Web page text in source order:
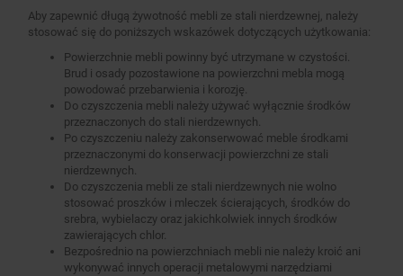
Aby zapewnić długą żywotność mebli ze stali nierdzewnej, należy
stosować się do poniższych wskazówek dotyczących użytkowania:
Powierzchnie mebli powinny być utrzymane w czystości.
Brud i osady pozostawione na powierzchni mebla mogą
powodować przebarwienia i korozję.
Do czyszczenia mebli należy używać wyłącznie środków
przeznaczonych do stali nierdzewnych.
Po czyszczeniu należy zakonserwować meble środkami
przeznaczonymi do konserwacji powierzchni ze stali
nierdzewnych.
Do czyszczenia mebli ze stali nierdzewnych nie wolno
stosować proszków i mleczek ścierających, środków do
srebra, wybielaczy oraz jakichkolwiek innych środków
zawierających chlor.
Bezpośrednio na powierzchniach mebli nie należy kroić ani
wykonywać innych operacji metalowymi narzędziami